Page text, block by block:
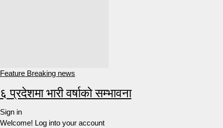
Feature Breaking news
६ प्रदेशमा भारी वर्षाको सम्भावना
Sign in
Welcome! Log into your account